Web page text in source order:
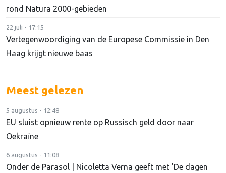
rond Natura 2000-gebieden
22 juli - 17:15
Vertegenwoordiging van de Europese Commissie in Den
Haag krijgt nieuwe baas
Meest gelezen
5 augustus - 12:48
EU sluist opnieuw rente op Russisch geld door naar
Oekraïne
6 augustus - 11:08
Onder de Parasol | Nicoletta Verna geeft met 'De dagen